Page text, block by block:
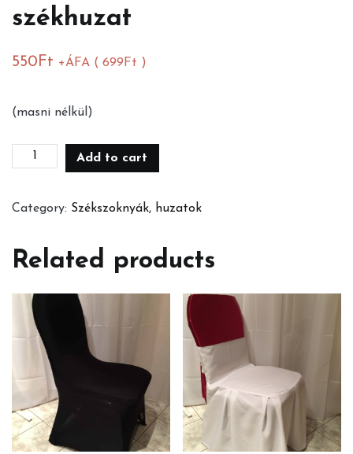
székhuzat
550Ft +ÁFA ( 699Ft )
(masni nélkül)
Rózsaszín
Add to cart
Category: Székszoknyák, huzatok
Related products